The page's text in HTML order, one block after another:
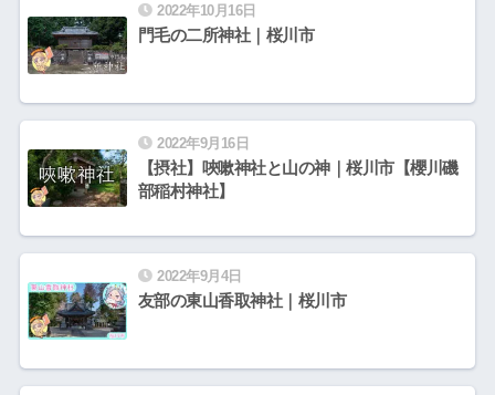
2022年10月16日
門毛の二所神社｜桜川市
2022年9月16日
【摂社】唊嗽神社と山の神｜桜川市【櫻川磯
部稲村神社】
2022年9月4日
友部の東山香取神社｜桜川市